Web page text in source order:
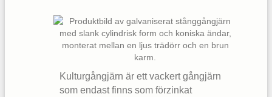
Kulturgångjärn är ett vackert gångjärn
som endast finns som förzinkat